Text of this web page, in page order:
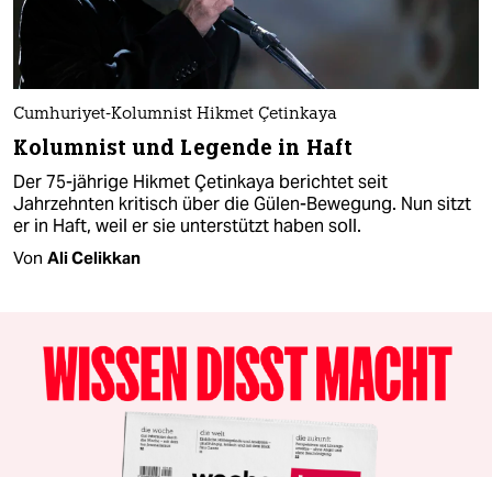
Cumhuriyet-Kolumnist Hikmet Çetinkaya
Kolumnist und Legende in Haft
Der 75-jährige Hikmet Çetinkaya berichtet seit
Jahrzehnten kritisch über die Gülen-Bewegung. Nun sitzt
er in Haft, weil er sie unterstützt haben soll.
Von Ali Celikkan